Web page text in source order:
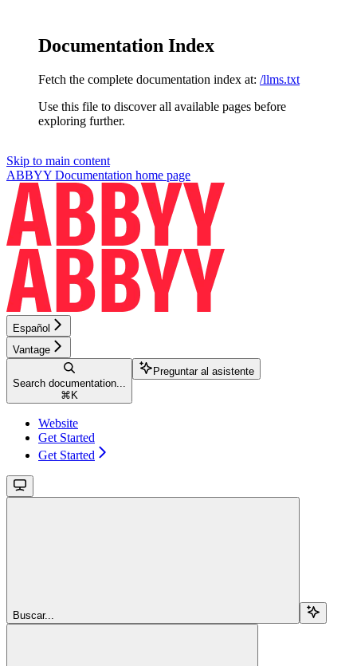
Documentation Index
Fetch the complete documentation index at: /llms.txt
Use this file to discover all available pages before
exploring further.
Skip to main content
ABBYY Documentation home page
Español
Vantage
Search documentation...
⌘ K
Preguntar al asistente
Website
Get Started
Get Started
Buscar...